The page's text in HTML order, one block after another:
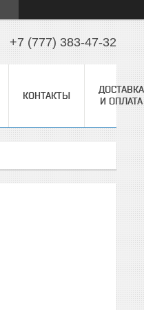
+7 (777) 383-47-32
КОНТАКТЫ
ДОСТАВКА
И ОПЛАТА